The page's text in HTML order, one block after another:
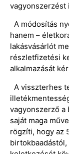
vagyonszerzést
A módosítás
hanem –
lakásvásárlót
részletfizetési
alkalmazását
A visszterhes
vagyonszerző a
saját maga
rögzíti, hogy az